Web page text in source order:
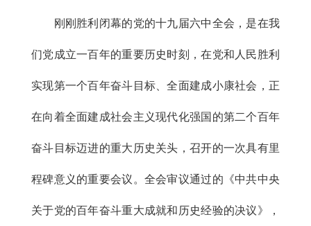
刚刚胜利闭幕的党的十九届六中全会，是在我
们党成立一百年的重要历史时刻，在党和人民胜利
实现第一个百年奋斗目标、全面建成小康社会，正
在向着全面建成社会主义现代化强国的第二个百年
奋斗目标迈进的重大历史关头，召开的一次具有里
程碑意义的重要会议。全会审议通过的《中共中央
关于党的百年奋斗重大成就和历史经验的决议》，